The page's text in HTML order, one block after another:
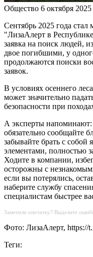
Общество 6 октября
Сентябрь 2025 года стал
"ЛизаАлерт в
заявка на поиск людей,
двое погибшими, у
продолжаются поиски
заявок.
В условиях осеннего
может значительно
безопасности при
А эксперты
обязательно сообщайте
забывайте брать с
элементами, полностью
Ходите в компании,
осторожны с
если вы потерялись,
наберите службу
специалистам быстрее
Заметили опечатку? Выделите
Фото: ЛизаАлерт, https://
Теги: